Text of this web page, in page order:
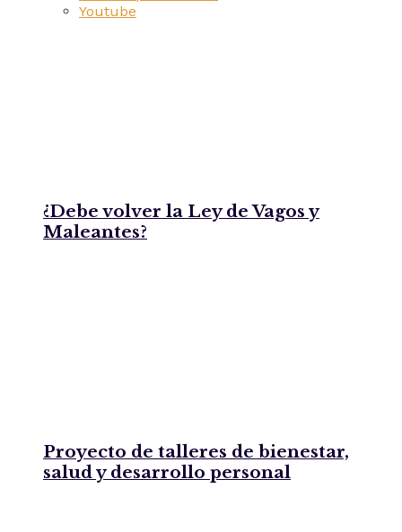
Youtube
¿Debe volver la Ley de Vagos y
Maleantes?
Proyecto de talleres de bienestar,
salud y desarrollo personal